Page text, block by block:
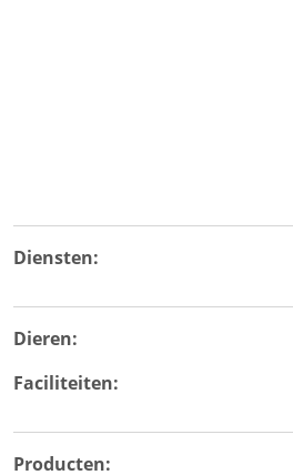
Diensten:
Dieren:
Faciliteiten:
Producten: